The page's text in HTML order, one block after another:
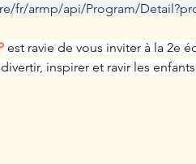
fr/armp/api/Program/
est ravie de vous inviter à la 2e
inspirer et ravir les